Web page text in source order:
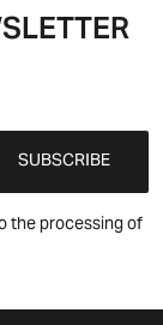
SUBSCRIBE
the processing of